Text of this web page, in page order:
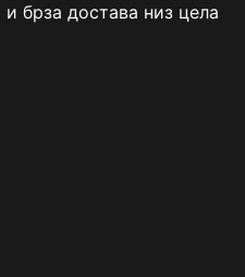
брза достава низ цела